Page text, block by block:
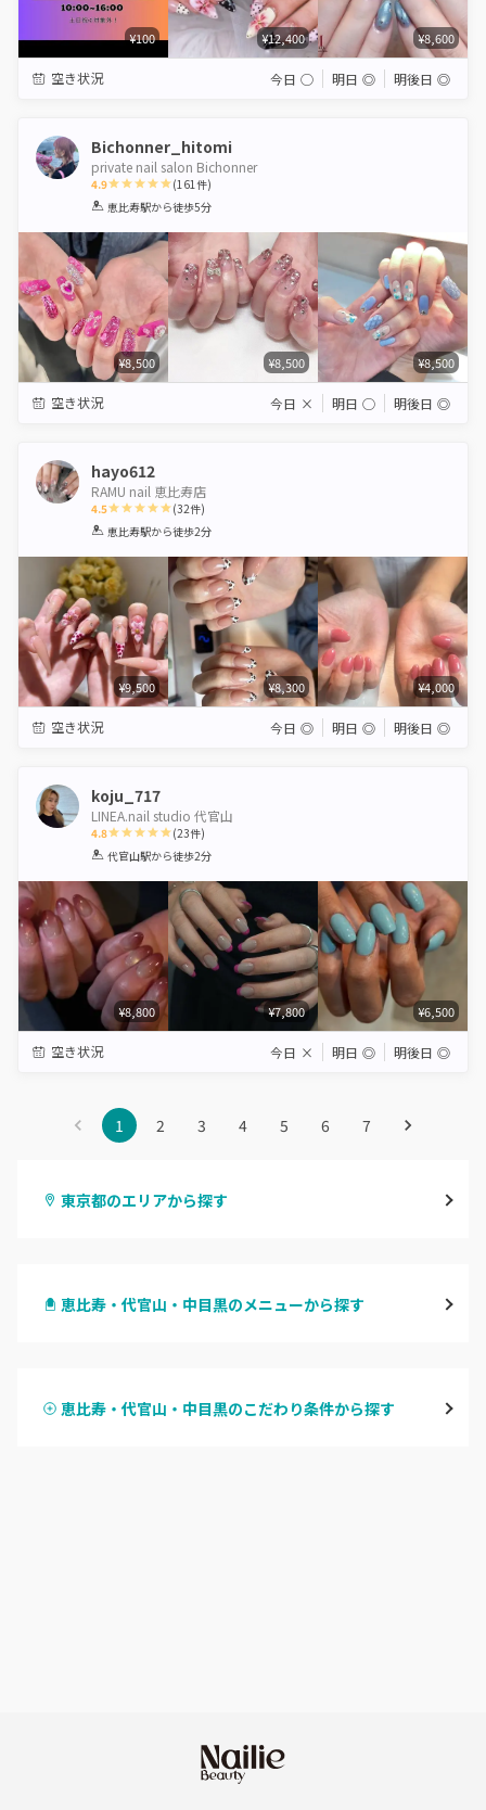
¥100 ¥12,400 ¥8,600
空き状況 今日 ◯ 明日 ◎ 明後日 ◎
Bichonner_hitomi
private nail salon Bichonner
4.9
1 2 3 4 5
(161件)
恵比寿駅から徒歩5分
¥8,500 ¥8,500 ¥8,500
空き状況 今日 × 明日 ◯ 明後日 ◎
hayo612
RAMU nail 恵比寿店
4.5
1 2 3 4 5
(32件)
恵比寿駅から徒歩2分
¥9,500 ¥8,300 ¥4,000
空き状況 今日 ◎ 明日 ◎ 明後日 ◎
koju_717
LINEA.nail studio 代官山
4.8
1 2 3 4 5
(23件)
代官山駅から徒歩2分
¥8,800 ¥7,800 ¥6,500
空き状況 今日 × 明日 ◎ 明後日 ◎
1 2 3 4 5 6 7
東京都のエリアから探す
恵比寿・代官山・中目黒のメニューから探す
恵比寿・代官山・中目黒のこだわり条件から探す